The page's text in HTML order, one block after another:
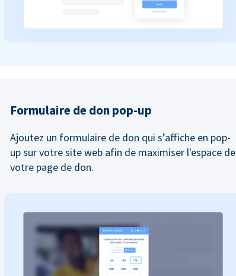
Formulaire de don pop-up
Ajoutez un formulaire de don qui s’affiche en pop-
up sur votre site web afin de maximiser l'espace de
votre page de don.